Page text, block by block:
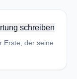
schreiben
Erste, der seine